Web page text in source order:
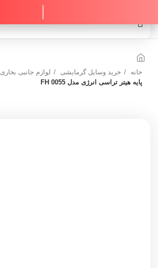
خانه خرید وسایل گرمایشی
لوازم جانبی بخاری
پایه هیتر تراسی انرژی مدل FH 0055